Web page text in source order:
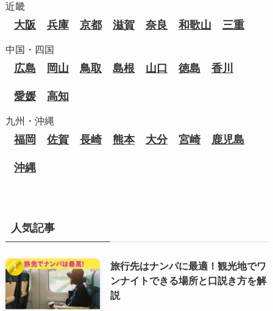
近畿
大阪 兵庫 京都 滋賀 奈良 和歌山 三重
中国・四国
広島 岡山 鳥取 島根 山口 徳島 香川
愛媛 高知
九州・沖縄
福岡 佐賀 長崎 熊本 大分 宮崎 鹿児島
沖縄
人気記事
旅行先はナンパに最適！観光地でワ
ンナイトできる場所と口説き方を解
説